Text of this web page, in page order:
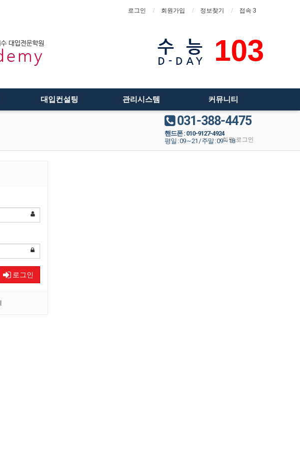
로그인 회원가입 정보찾기 접속 3
103
대입컨설팅 관리시스템 커뮤니티
031-388-4475
핸드폰 : 010-9127-4924
평일 : 09 ~ 21 / 주말 : 09 ~ 18회원 로그인
로그인